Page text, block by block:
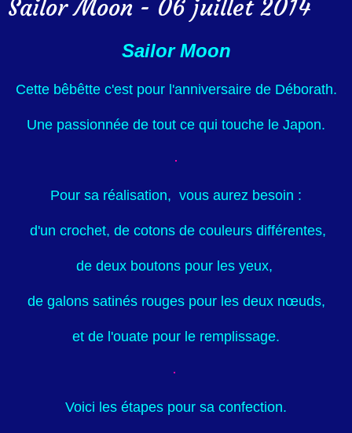
Sailor Moon - 06 juillet 2014
Sailor Moon
Cette bêbêtte c'est pour l'anniversaire de Déborath.
Une passionnée de tout ce qui touche le Japon.
Pour sa réalisation, vous aurez besoin :
d'un crochet, de cotons de couleurs différentes,
de deux boutons pour les yeux,
de galons satinés rouges pour les deux nœuds,
et de l'ouate pour le remplissage.
Voici les étapes pour sa confection.